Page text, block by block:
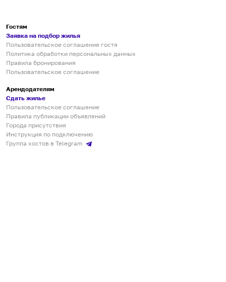
Гостям
Заявка на подбор жилья
Пользовательское соглашение гостя
Политика обработки персональных данных
Правила бронирования
Пользовательское соглашение
Арендодателям
Сдать жилье
Пользовательское соглашение
Правила публикации объявлений
Города присутствия
Инструкция по подключению
Группа хостов в Telegram